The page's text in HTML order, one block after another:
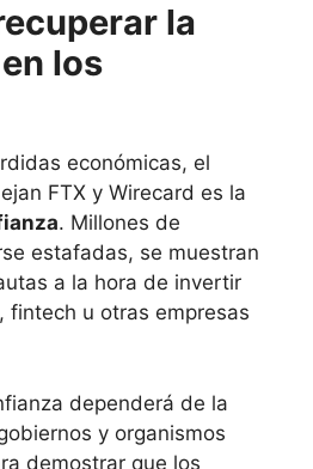
la
los
económicas, el
FTX y Wirecard es la
. Millones de
estafadas, se muestran
a la hora de invertir
fintech u otras empresas
dependerá de la
y organismos
demostrar que los